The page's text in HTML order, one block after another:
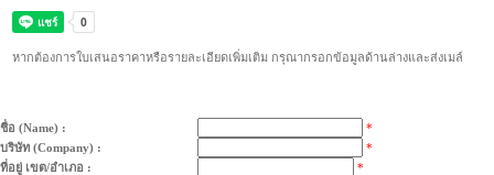
หากต้องการใบเสนอราคาหรือรายละเอียดเพิ่มเติม กรุณากรอกข้อมูลด้านล่างและส่งเมล์
ชื่อ (Name) :
*
บริษัท (Company) :
*
ที่อยู่ เขต/อำเภอ :
*